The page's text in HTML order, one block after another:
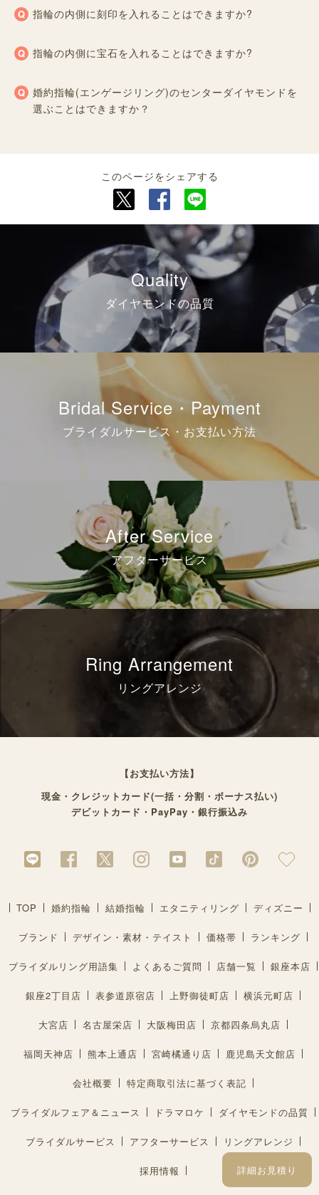
指輪の内側に刻印を入れることはできますか?
指輪の内側に宝石を入れることはできますか?
婚約指輪(エンゲージリング)のセンターダイヤモンドを
選ぶことはできますか？
このページをシェアする
Quality
ダイヤモンドの品質
Bridal Service・Payment
ブライダルサービス・お支払い方法
After Service
アフターサービス
Ring Arrangement
リングアレンジ
詳細お見積り
【お支払い方法】
現金・クレジットカード(一括・分割・ボーナス払い)
デビットカード・PayPay・銀行振込み
TOP 婚約指輪 結婚指輪 エタニティリング ディズニー
ブランド デザイン・素材・テイスト 価格帯 ランキング
ブライダルリング用語集 よくあるご質問 店舗一覧 銀座本店
銀座2丁目店 表参道原宿店 上野御徒町店 横浜元町店
大宮店 名古屋栄店 大阪梅田店 京都四条烏丸店
福岡天神店 熊本上通店 宮崎橘通り店 鹿児島天文館店
会社概要 特定商取引法に基づく表記
ブライダルフェア＆ニュース ドラマロケ ダイヤモンドの品質
ブライダルサービス アフターサービス リングアレンジ
採用情報